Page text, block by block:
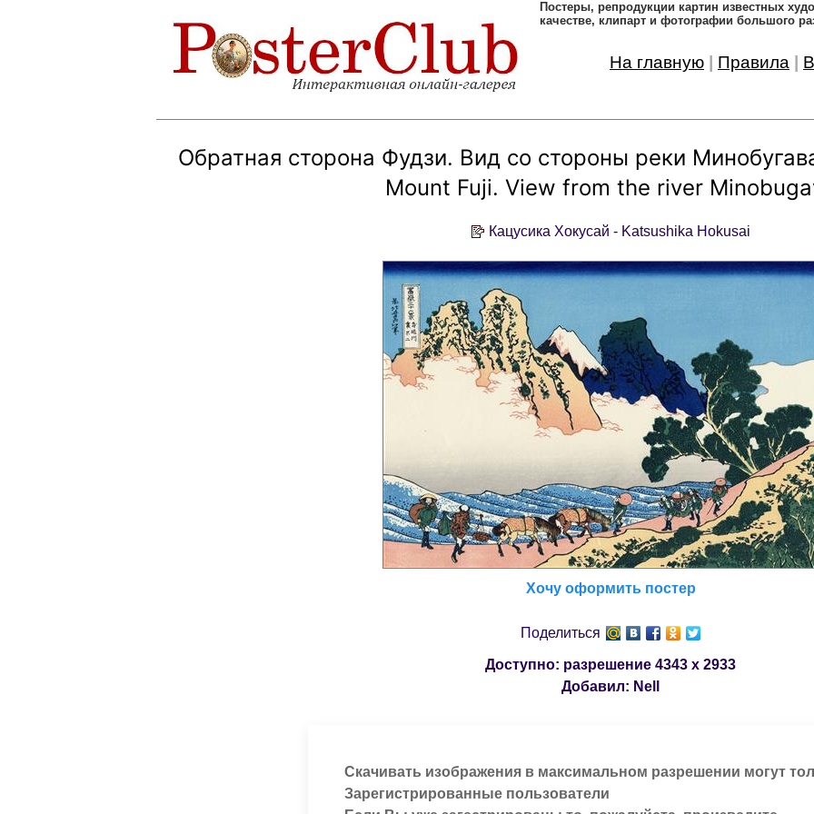
Постеры, pепродукции картин известных
качестве, клипарт и фотографии большого
На главную Правила
Обратная сторона Фудзи. Вид со стороны реки
Mount Fuji. View from the river
Кацусика Хокусай - Katsushika Hokusai
Хочу оформить постер
Поделиться
Доступно: разрешение 4343 x 2933
Добавил: Nell
Скачивать изображения в максимальном разрешении могут
Зарегистрированные пользователи